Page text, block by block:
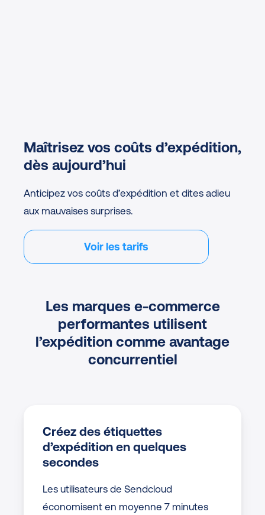
Maîtrisez vos coûts d’expédition,
dès aujourd’hui
Anticipez vos coûts d’expédition et dites adieu
aux mauvaises surprises.
Voir les tarifs
Les marques e-commerce
performantes utilisent
l’expédition comme avantage
concurrentiel
Créez des étiquettes
d’expédition en quelques
secondes
Les utilisateurs de Sendcloud
économisent en moyenne 7 minutes